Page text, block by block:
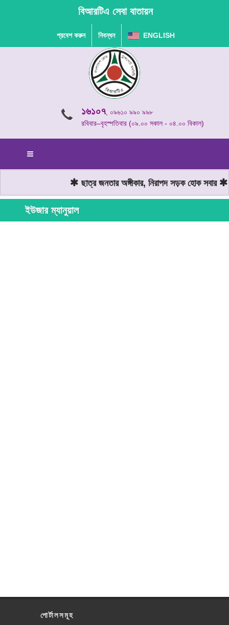
বিআরটিএ সেবা বাতায়ন
প্রবেশ করুন নিবন্ধন ENGLISH
১৬১০৭, ০৯৬১০ ৯৯০ ৯৯৮
রবিবার–বৃহস্পতিবার (০৯.০০ সকাল - ০৪.০০ বিকাল)
ছাত্র জনতার অঙ্গীকার, নিরাপদ সড়ক হোক সবার
ইউজার ম্যানুয়াল
পোর্টালসমূহ